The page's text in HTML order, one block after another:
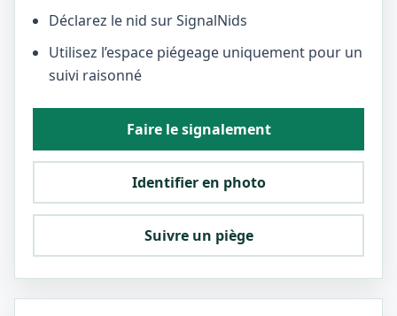
Déclarez le nid sur SignalNids
Utilisez l’espace piégeage uniquement pour un
suivi raisonné
Faire le signalement
Identifier en photo
Suivre un piège